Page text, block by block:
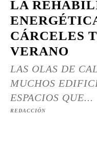
LA
CÁRCELES
VERANO
LAS OLAS DE
MUCHOS
ESPACIOS QUE...
REDACCIÓN